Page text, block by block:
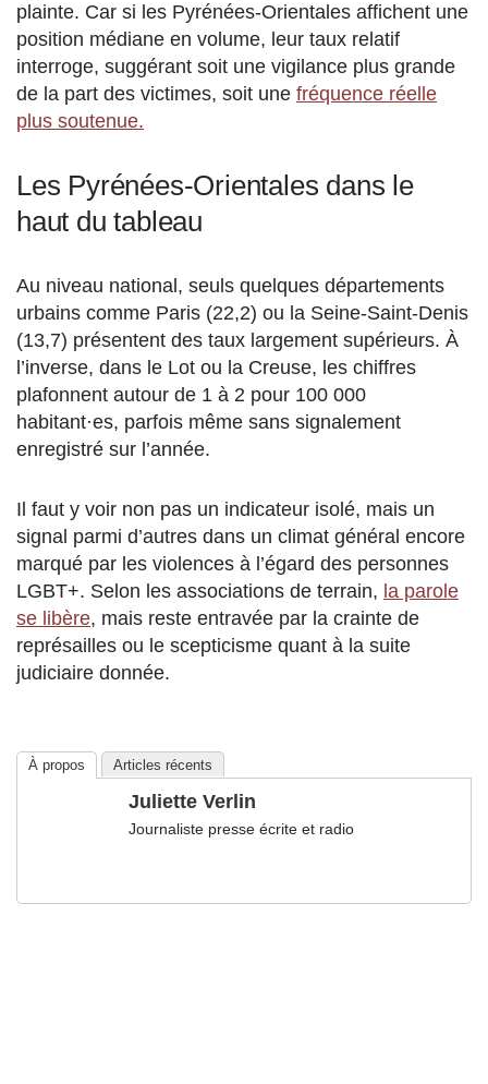
plainte. Car si les Pyrénées-Orientales affichent une
position médiane en volume, leur taux relatif
interroge, suggérant soit une vigilance plus grande
de la part des victimes, soit une fréquence réelle
plus soutenue.
Les Pyrénées-Orientales dans le
haut du tableau
Au niveau national, seuls quelques départements
urbains comme Paris (22,2) ou la Seine-Saint-Denis
(13,7) présentent des taux largement supérieurs. À
l’inverse, dans le Lot ou la Creuse, les chiffres
plafonnent autour de 1 à 2 pour 100 000
habitant·es, parfois même sans signalement
enregistré sur l’année.
Il faut y voir non pas un indicateur isolé, mais un
signal parmi d’autres dans un climat général encore
marqué par les violences à l’égard des personnes
LGBT+. Selon les associations de terrain, la parole
se libère, mais reste entravée par la crainte de
représailles ou le scepticisme quant à la suite
judiciaire donnée.
À propos Articles récents
Juliette Verlin
Journaliste presse écrite et radio